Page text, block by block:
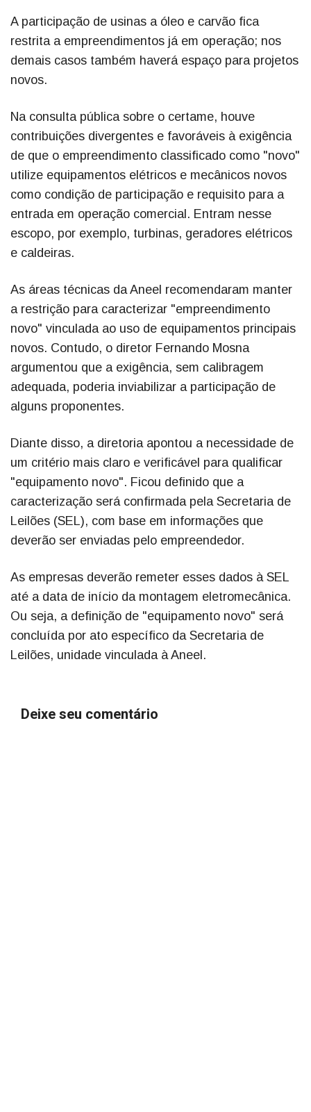
A participação de usinas a óleo e carvão fica
restrita a empreendimentos já em operação; nos
demais casos também haverá espaço para projetos
novos.
Na consulta pública sobre o certame, houve
contribuições divergentes e favoráveis à exigência
de que o empreendimento classificado como "novo"
utilize equipamentos elétricos e mecânicos novos
como condição de participação e requisito para a
entrada em operação comercial. Entram nesse
escopo, por exemplo, turbinas, geradores elétricos
e caldeiras.
As áreas técnicas da Aneel recomendaram manter
a restrição para caracterizar "empreendimento
novo" vinculada ao uso de equipamentos principais
novos. Contudo, o diretor Fernando Mosna
argumentou que a exigência, sem calibragem
adequada, poderia inviabilizar a participação de
alguns proponentes.
Diante disso, a diretoria apontou a necessidade de
um critério mais claro e verificável para qualificar
"equipamento novo". Ficou definido que a
caracterização será confirmada pela Secretaria de
Leilões (SEL), com base em informações que
deverão ser enviadas pelo empreendedor.
As empresas deverão remeter esses dados à SEL
até a data de início da montagem eletromecânica.
Ou seja, a definição de "equipamento novo" será
concluída por ato específico da Secretaria de
Leilões, unidade vinculada à Aneel.
Deixe seu comentário